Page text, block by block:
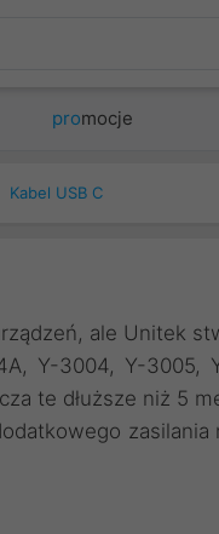
promocje
Kabel USB C
ale Unitek
Y-3004, Y-3005,
te dłuższe niż 5
zasilania